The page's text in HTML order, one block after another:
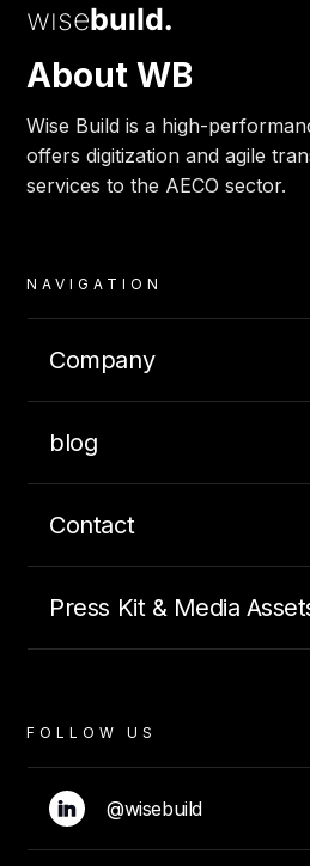
wisebuild.
FOLLOW US
@wisebuild
NAVIGATION
Company
blog
Contact
Press Kit & Media
About WB
Wise Build is a high-
offers digitization and agile
services to the AECO sector.